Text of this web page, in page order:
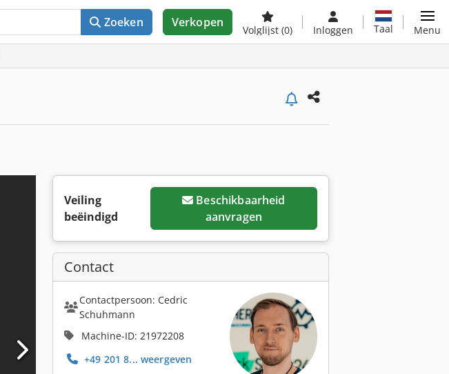
Zoeken Verkopen
Volglijst (0) Inloggen Taal Menu
Veiling
beëindigd
Beschikbaarheid
aanvragen
Contact
Contactpersoon: Cedric
Schuhmann
Machine-ID: 21972208
+49 201 8... weergeven